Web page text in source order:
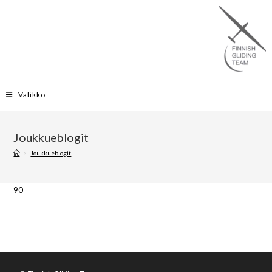
Valikko
Joukkueblogit
> Joukkueblogit
90